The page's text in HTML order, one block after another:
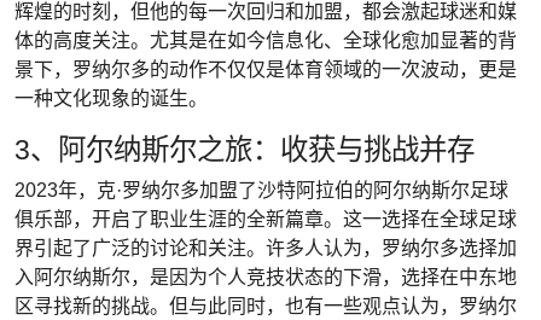
辉煌的时刻，但他的每一次回归和加盟，都会激起球迷和媒
体的高度关注。尤其是在如今信息化、全球化愈加显著的背
景下，罗纳尔多的动作不仅仅是体育领域的一次波动，更是
一种文化现象的诞生。
3、阿尔纳斯尔之旅：收获与挑战并存
2023年，克·罗纳尔多加盟了沙特阿拉伯的阿尔纳斯尔足球
俱乐部，开启了职业生涯的全新篇章。这一选择在全球足球
界引起了广泛的讨论和关注。许多人认为，罗纳尔多选择加
入阿尔纳斯尔，是因为个人竞技状态的下滑，选择在中东地
区寻找新的挑战。但与此同时，也有一些观点认为，罗纳尔